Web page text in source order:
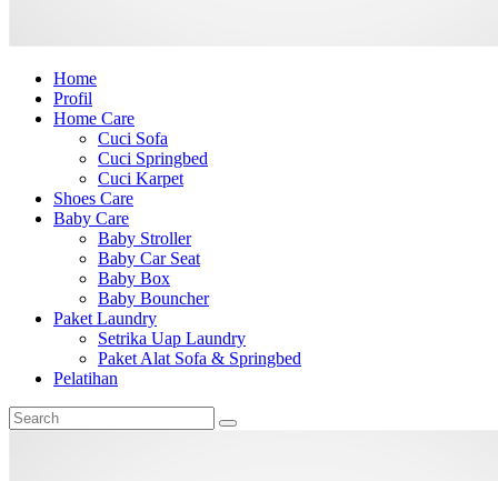
Home
Profil
Home Care
Cuci Sofa
Cuci Springbed
Cuci Karpet
Shoes Care
Baby Care
Baby Stroller
Baby Car Seat
Baby Box
Baby Bouncher
Paket Laundry
Setrika Uap Laundry
Paket Alat Sofa & Springbed
Pelatihan